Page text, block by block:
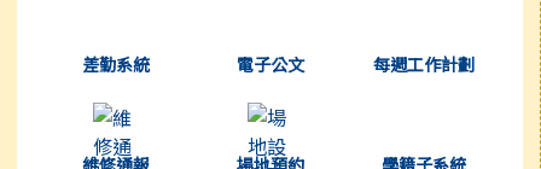
差勤系統 電子公文 每週工作計劃
維修通報
(另開新視窗)
場地預約
(另開新視窗)
學籍子系統